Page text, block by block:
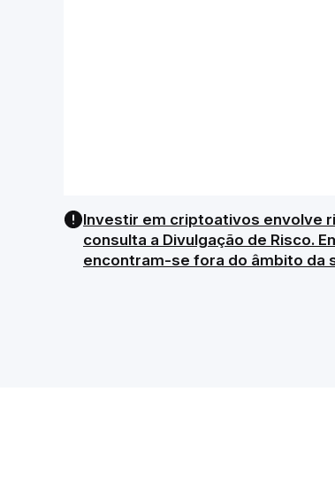
Investir em criptoativos envolve
consulta a Divulgação de Risco.
encontram-se fora do âmbito da